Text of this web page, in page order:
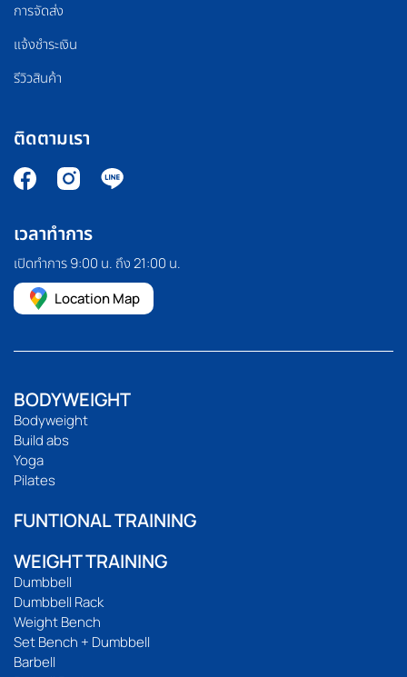
การจัดส่ง
แจ้งชำระเงิน
รีวิวสินค้า
ติดตามเรา
เวลาทำการ
เปิดทำการ 9:00 น. ถึง 21:00 น.
Location Map
BODYWEIGHT
Bodyweight
Build abs
Yoga
Pilates
FUNTIONAL TRAINING
WEIGHT TRAINING
Dumbbell
Dumbbell Rack
Weight Bench
Set Bench + Dumbbell
Barbell